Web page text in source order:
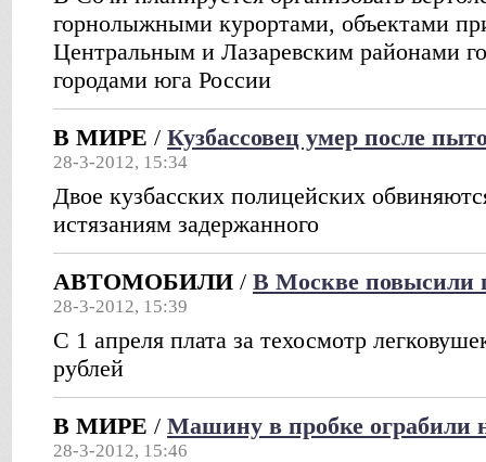
горнолыжными курортами, объектами
Центральным и Лазаревским районами
городами юга России
В МИРЕ / Кузбассовец умер после
28-3-2012, 15:34
Двое кузбасских полицейских
истязаниям задержанного
АВТОМОБИЛИ / В Москве повысили
28-3-2012, 15:39
С 1 апреля плата за техосмотр
рублей
В МИРЕ / Машину в пробке ограбили
28-3-2012, 15:46